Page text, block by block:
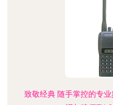
致敬经典 随手掌控的专